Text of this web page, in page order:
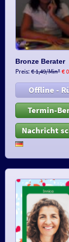
Bronze Berater
Preis:€ 1,49/Min*€
Offline -
Termin-
Nachricht